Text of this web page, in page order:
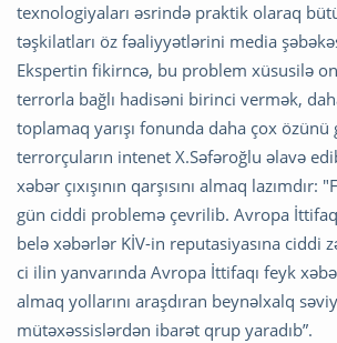
texnologiyaları əsrində praktik olaraq
təşkilatları öz fəaliyyətlərini media
Ekspertin fikirncə, bu problem xüsusilə
terrorla bağlı hadisəni birinci vermək,
toplamaq yarışı fonunda daha çox
terrorçuların intenet X.Səfəroğlu əlavə
xəbər çıxışının qarşısını almaq lazımdır:
gün ciddi problemə çevrilib. Avropa
belə xəbərlər KİV-in reputasiyasına ciddi
ci ilin yanvarında Avropa İttifaqı feyk
almaq yollarını araşdıran beynəlxalq
mütəxəssislərdən ibarət qrup yaradıb”.